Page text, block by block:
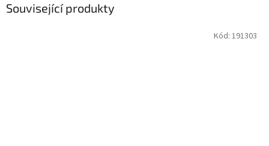
Související produkty
Kód: 191303